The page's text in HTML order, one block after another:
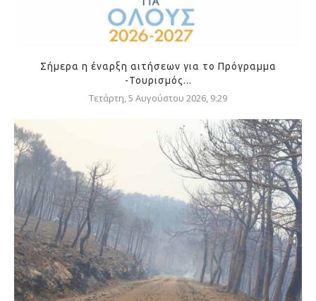
Σήμερα η έναρξη αιτήσεων για το Πρόγραμμα
-Τουρισμός...
Τετάρτη, 5 Αυγούστου 2026, 9:29